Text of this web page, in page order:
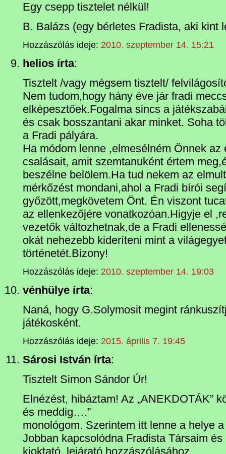
Egy csepp tisztelet nélkül!
B. Balázs (egy bérletes Fradista, aki kint
Hozzászólás ideje: 2010. szeptember 14. 15:21
helios írta:
Tisztelt /vagy mégsem tisztelt/
Nem tudom,hogy hány éve jár fradi
elképesztőek.Fogalma sincs a
és csak bosszantani akar minket. Soha
a Fradi pályára.
Ha módom lenne ,elmesélném Önnek az
csalásait, amit szemtanuként értem
beszélne belölem.Ha tud nekem az
mérkőzést mondani,ahol a Fradi bírói
győzött,megkövetem Önt. Én viszont
az ellenkezőjére vonatkozóan.Higyje el
vezetők változhetnak,de a Fradi
okát nehezebb kideríteni mint a
történetét.Bizony!
Hozzászólás ideje: 2010. szeptember 14. 19:03
vénhülye írta:
Naná, hogy G.Solymosit megint
játékosként.
Hozzászólás ideje: 2015. április 7. 19:45
Sárosi István írta:
Tisztelt Simon Sándor Úr!
Elnézést, hibáztam! Az „ANEKDOTÁK”
és meddig….”
monológom. Szerintem itt lenne a helye
Jobban kapcsolódna Fradista Társaim és
kioktató, lejárató hozzászólásához.